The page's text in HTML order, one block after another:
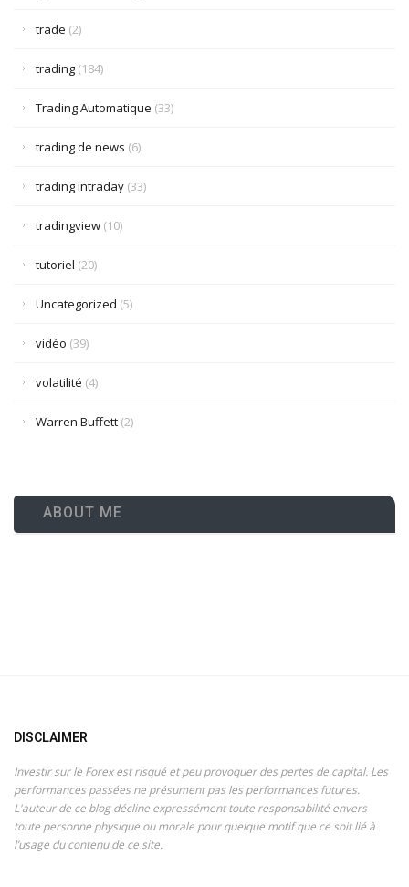
trade (2)
trading (184)
Trading Automatique (33)
trading de news (6)
trading intraday (33)
tradingview (10)
tutoriel (20)
Uncategorized (5)
vidéo (39)
volatilité (4)
Warren Buffett (2)
ABOUT ME
DISCLAIMER
Investir sur le Forex est risqué et peu provoquer des pertes de capital. Les
performances passées ne présument pas les performances futures.
L'auteur de ce blog décline expressément toute responsabilité envers
toute personne physique ou morale pour quelque motif que ce soit lié à
l’usage du contenu de ce site.